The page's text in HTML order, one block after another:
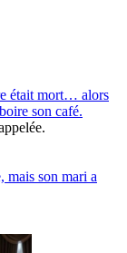
était mort… alors
son café.
mais son mari a